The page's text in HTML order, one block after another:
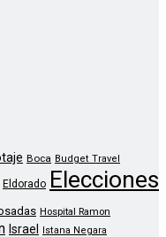
Boca Budget Travel
Eldorado Elecciones
Hospital Ramon
Israel Istana Negara